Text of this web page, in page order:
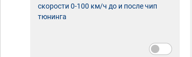
скорости 0-100 км/ч до и после чип
тюнинга